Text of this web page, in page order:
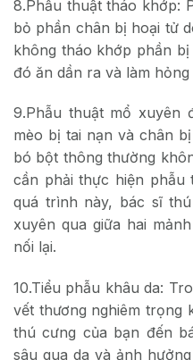
8.Phẫu thuật tháo khớp:
bỏ phần chân bị hoại tử
không tháo khớp phần
đó ăn dần ra và làm
9.Phẫu thuật mổ xuyên
mèo bị tai nạn và chân
bó bột thông thường
cần phải thực hiện phẫu
quá trình này, bác sĩ
xuyên qua giữa hai
nối lại.
10.Tiểu phẫu khâu da:
vết thương nghiêm trọng
thú cưng của bạn đến
sâu qua da và ảnh